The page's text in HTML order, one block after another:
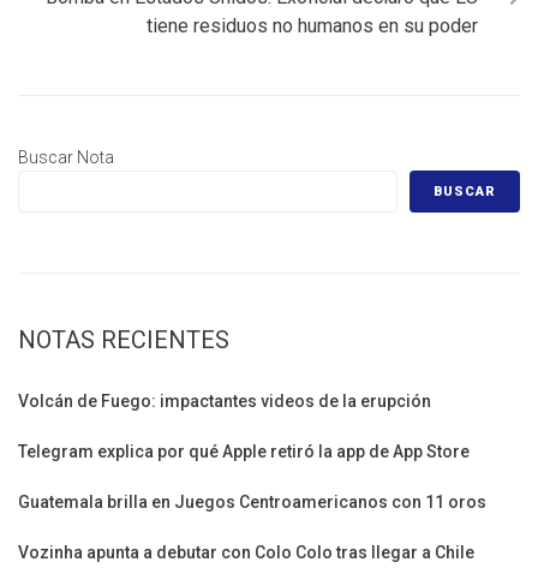
tiene residuos no humanos en su poder
Buscar Nota
BUSCAR
NOTAS RECIENTES
Volcán de Fuego: impactantes videos de la erupción
Telegram explica por qué Apple retiró la app de App Store
Guatemala brilla en Juegos Centroamericanos con 11 oros
Vozinha apunta a debutar con Colo Colo tras llegar a Chile